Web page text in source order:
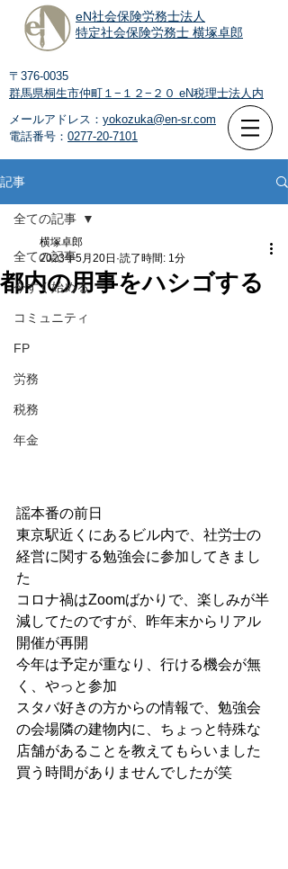
eN社会保険労務士法人
特定社会保険労務士 横塚卓郎
〒376-0035
群馬県桐生市仲町１−１２−２０ eN税理士法人内
メールアドレス： yokozuka@en-sr.com
電話番号： 0277-20-7101
記事
全ての記事
今すぐ始める
コミュニティ
FP
労務
税務
年金
全ての記事
都内の用事をハシゴする
横塚卓郎
2023年5月20日 読了時間: 1分
謡本番の前日
東京駅近くにあるビル内で、社労士の
経営に関する勉強会に参加してきまし
た
コロナ禍はZoomばかりで、楽しみが半
減してたのですが、昨年末からリアル
開催が再開
今年は予定が重なり、行ける機会が無
く、やっと参加
スタバ好きの方からの情報で、勉強会
の会場隣の建物内に、ちょっと特殊な
店舗があることを教えてもらいました
買う時間がありませんでしたが笑